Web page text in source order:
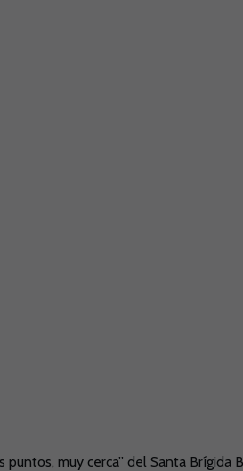
muy cerca” del Santa Brígida